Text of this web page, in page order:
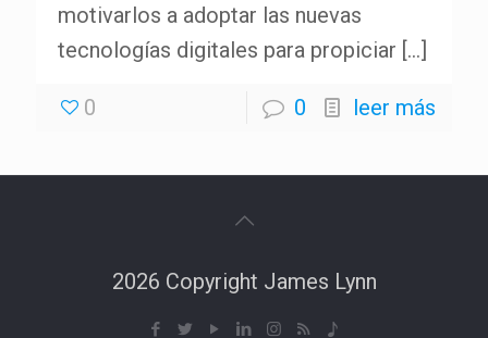
motivarlos a adoptar las nuevas
tecnologías digitales para propiciar […]
0 0 leer más
2026 Copyright James Lynn